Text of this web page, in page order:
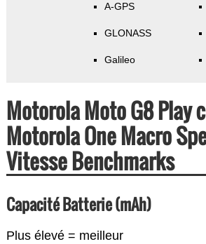
A-GPS
GLONASS
Galileo
Motorola Moto G8 Play
Motorola One Macro
Vitesse Benchmarks
Capacité Batterie (mAh)
Plus élevé = meilleur